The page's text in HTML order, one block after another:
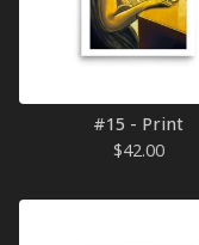
#15 - Print
$42.00